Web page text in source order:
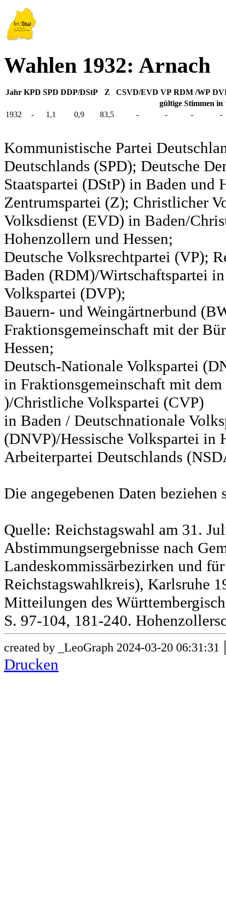
Wahlen 1932: Arnach
Jahr KPD SPD DDP/DStP Z CSVD/EVD VP RDM /WP
gültige Stimmen in
1932
- 1,1 0,9 83,5 - - - -
Kommunistische Partei
Deutschlands (SPD); Deutsche
Staatspartei (DStP) in Baden und
Zentrumspartei (Z); Christlicher
Volksdienst (EVD) in Baden/
Hohenzollern und Hessen;
Deutsche Volksrechtpartei (VP);
Baden (RDM)/Wirtschaftspartei
Volkspartei (DVP);
Bauern- und Weingärtnerbund
Fraktionsgemeinschaft mit der
Hessen;
Deutsch-Nationale Volkspartei
in Fraktionsgemeinschaft mit
)/Christliche Volkspartei (CVP)
in Baden / Deutschnationale
(DNVP)/Hessische Volkspartei in
Arbeiterpartei Deutschlands
Die angegebenen Daten
Quelle: Reichstagswahl am 31.
Abstimmungsergebnisse nach
Landeskommissärbezirken und
Reichstagswahlkreis), Karlsruhe
Mitteilungen des
S. 97-104, 181-240.
created by _LeoGraph 2024-03-20 06:31:31
Drucken